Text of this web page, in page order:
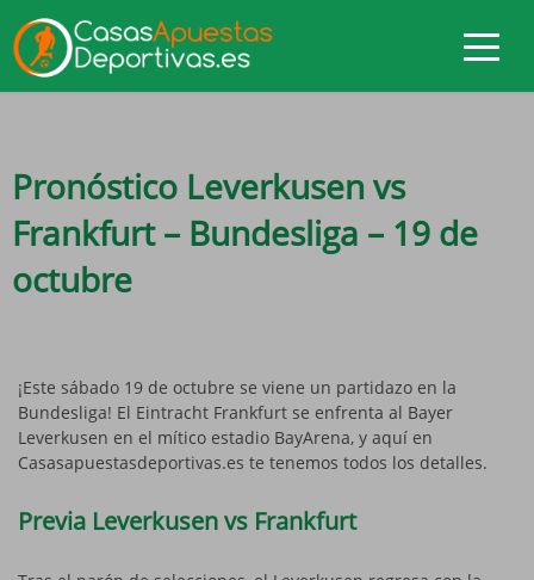
Pronóstico Leverkusen vs
Frankfurt – Bundesliga – 19 de
octubre
¡Este sábado 19 de octubre se viene un partidazo en la
Bundesliga! El Eintracht Frankfurt se enfrenta al Bayer
Leverkusen en el mítico estadio BayArena, y aquí en
Casasapuestasdeportivas.es te tenemos todos los detalles.
Previa Leverkusen vs Frankfurt